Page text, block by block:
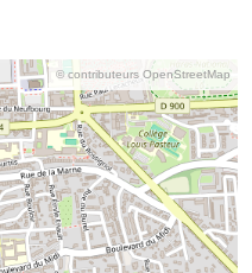
© contributeurs OpenStreetMap